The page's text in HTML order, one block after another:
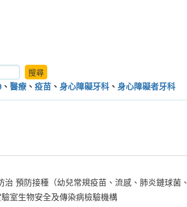
、 醫療、 疫苗 、 身心障礙牙科 、 身心障礙者牙科
預防接種（幼兒常規疫苗、流感、肺炎鏈球菌、
室生物安全及傳染病檢驗機構